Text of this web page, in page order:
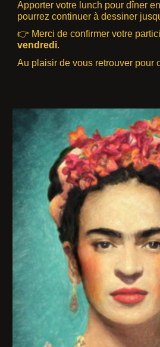
Apporter votre lunch pour dîner
pourrez continuer à dessiner
👉 Merci de confirmer votre
vendredi.
Au plaisir de vous retrouver pour